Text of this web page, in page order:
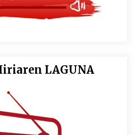
LAGUNA